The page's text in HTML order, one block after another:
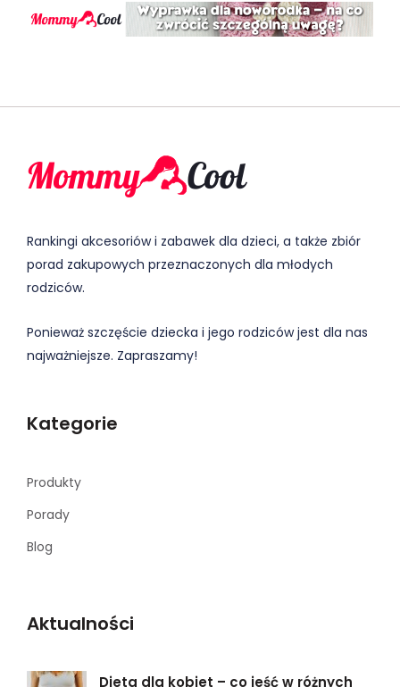
Rankingi akcesoriów i zabawek dla dzieci, a także zbiór
porad zakupowych przeznaczonych dla młodych
rodziców.
Ponieważ szczęście dziecka i jego rodziców jest dla nas
najważniejsze. Zapraszamy!
Kategorie
Produkty
Porady
Blog
Aktualności
Dieta dla kobiet – co jeść w różnych